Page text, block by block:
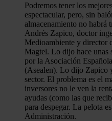
Podremos tener los
espectacular, pero, sin
almacenamiento no habrá
Andrés Zapico, doctor
Medioambiente y director
Magtel. Lo dijo hace unas
por la Asociación
(Asealen). Lo dijo Zapico
sector. El problema es el
inversores no le ven la
ayudas (como las que
para despegar. La pelota
Administración.